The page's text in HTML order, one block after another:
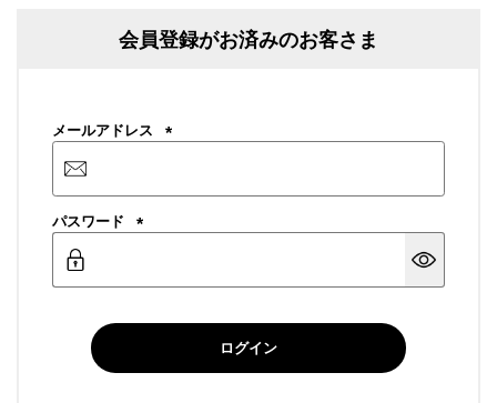
会員登録がお済みのお客さま
メールアドレス
パスワード
ログイン